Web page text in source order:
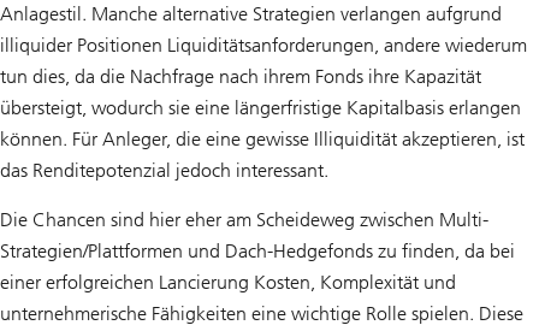
Anlagestil. Manche alternative Strategien verlangen aufgrund
illiquider Positionen Liquiditätsanforderungen, andere wiederum
tun dies, da die Nachfrage nach ihrem Fonds ihre Kapazität
übersteigt, wodurch sie eine längerfristige Kapitalbasis erlangen
können. Für Anleger, die eine gewisse Illiquidität akzeptieren, ist
das Renditepotenzial jedoch interessant.
Die Chancen sind hier eher am Scheideweg zwischen Multi-
Strategien/Plattformen und Dach-Hedgefonds zu finden, da bei
einer erfolgreichen Lancierung Kosten, Komplexität und
unternehmerische Fähigkeiten eine wichtige Rolle spielen. Diese